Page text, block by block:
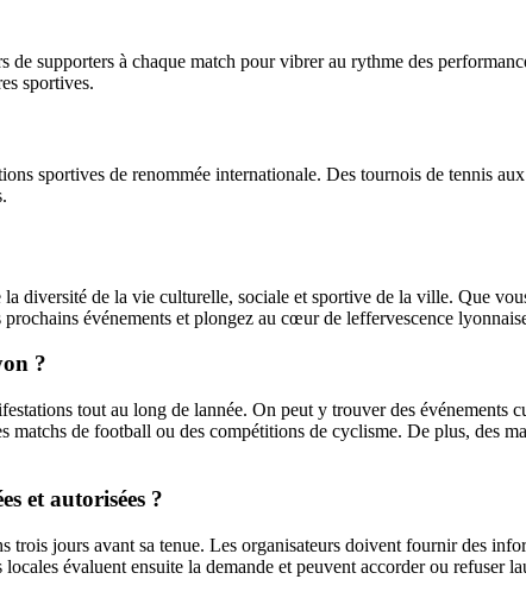
supporters à chaque match pour vibrer au rythme des
sportives.
sportives de renommée internationale. Des tournois de tennis
diversité de la vie culturelle, sociale et sportive de la ville. Que
événements et plongez au cœur de leffervescence
?
tout au long de lannée. On peut y trouver des événements
matchs de football ou des compétitions de cyclisme. De plus, des
et autorisées ?
trois jours avant sa tenue. Les organisateurs doivent fournir des
évaluent ensuite la demande et peuvent accorder ou